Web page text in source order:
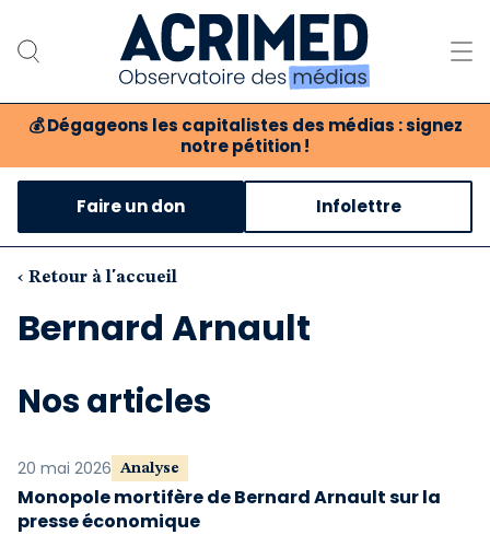
💰 Dégageons les capitalistes des médias : signez
notre pétition !
Notre association
Notre critique des médias
Nos propositions
Notre revue
Boutique
Faire un don Infolettre
‹ Retour à l'accueil
Bernard Arnault
Nos articles
20 mai 2026 Analyse
Monopole mortifère de Bernard Arnault sur la
presse économique